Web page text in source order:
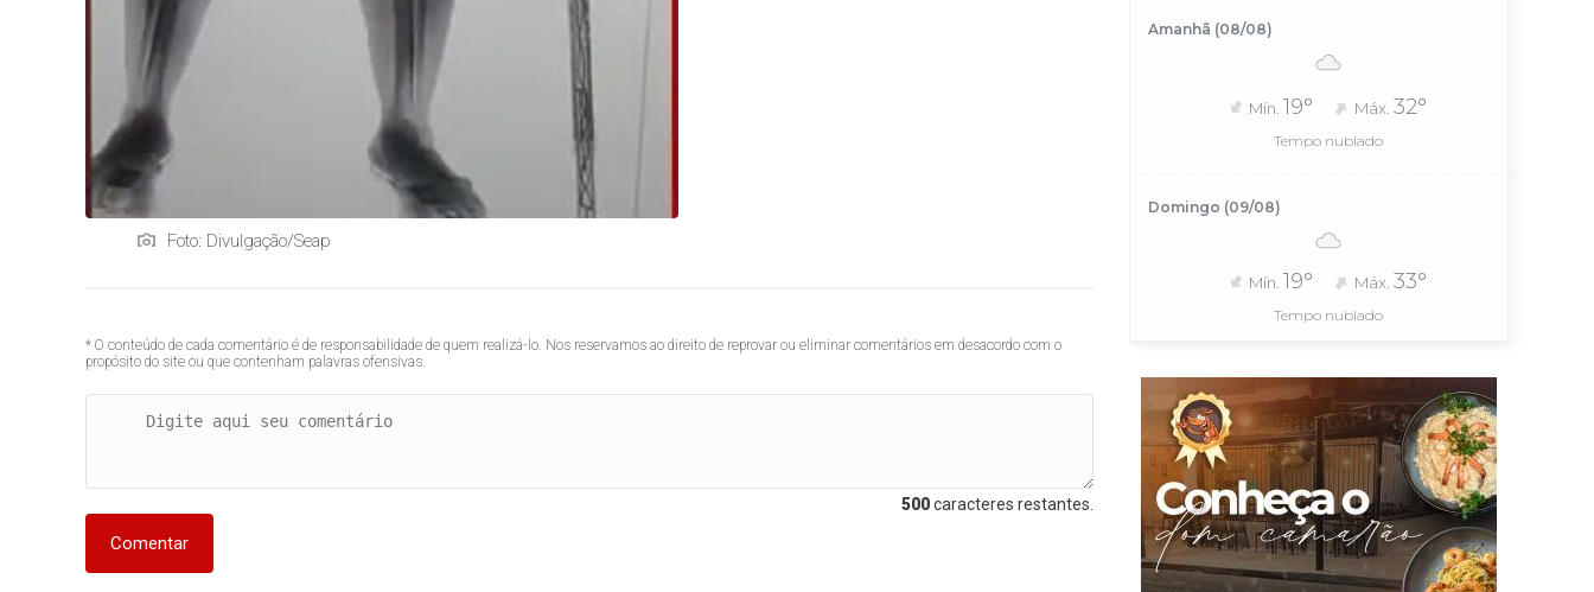
Foto: Divulgação/Seap
* O conteúdo de cada comentário é de responsabilidade de quem realizá-lo. Nos reservamos ao direito de reprovar ou eliminar comentários em desacordo com o
propósito do site ou que contenham palavras ofensivas.
500caracteres restantes.
Comentar
Amanhã (08/08)
Mín. 19° Máx.32°
Tempo nublado
Domingo (09/08)
Mín. 19° Máx.33°
Tempo nublado